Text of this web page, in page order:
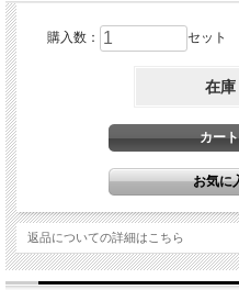
購入数： セット
在庫
返品についての詳細はこちら